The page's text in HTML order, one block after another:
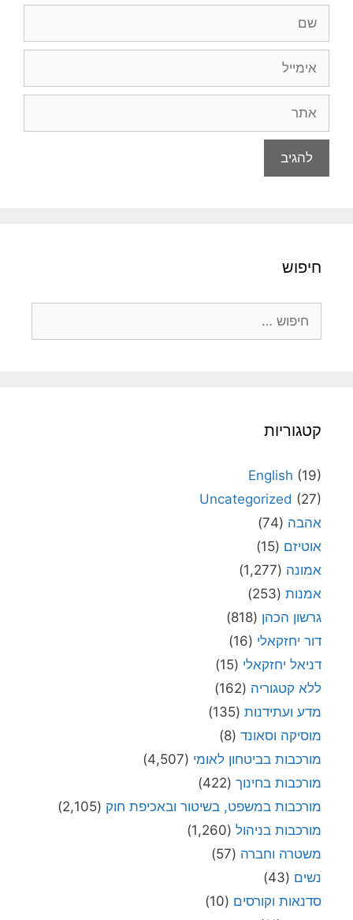
חיפוש
קטגוריות
English (19)
Uncategorized (27)
אהבה (74)
אוטיזם (15)
אמונה (1,277)
אמנות (253)
גרשון הכהן (818)
דור יחזקאלי (16)
דניאל יחזקאלי (15)
ללא קטגוריה (162)
מדע ועתידנות (135)
מוסיקה וסאונד (8)
מורכבות בביטחון לאומי (4,507)
מורכבות בחינוך (422)
מורכבות במשפט, בשיטור ובאכיפת חוק (2,105)
מורכבות בניהול (1,260)
משטרה וחברה (57)
נשים (43)
סדנאות וקורסים (10)